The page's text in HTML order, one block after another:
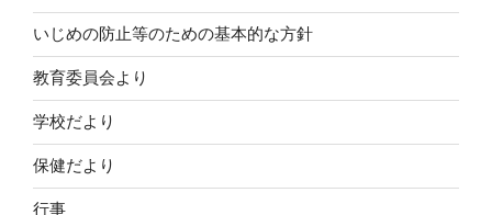
いじめの防止等のための基本的な方針
教育委員会より
学校だより
保健だより
行事